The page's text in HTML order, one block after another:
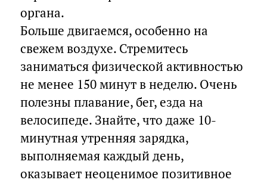
органа.
Больше двигаемся, особенно на
свежем воздухе. Стремитесь
заниматься физической активностью
не менее 150 минут в неделю. Очень
полезны плавание, бег, езда на
велосипеде. Знайте, что даже 10-
минутная утренняя зарядка,
выполняемая каждый день,
оказывает неоценимое позитивное